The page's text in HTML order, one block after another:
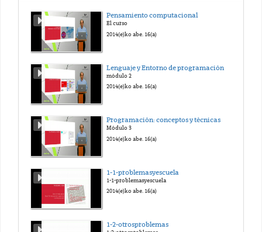
Pensamiento computacional
El curso
2014(e)ko abe. 16(a)
Lenguaje y Entorno de programación
módulo 2
2014(e)ko abe. 16(a)
Programación: conceptos y técnicas
Módulo 3
2014(e)ko abe. 16(a)
1-1-problemasyescuela
1-1-problemasyescuela
2014(e)ko abe. 16(a)
1-2-otrosproblemas